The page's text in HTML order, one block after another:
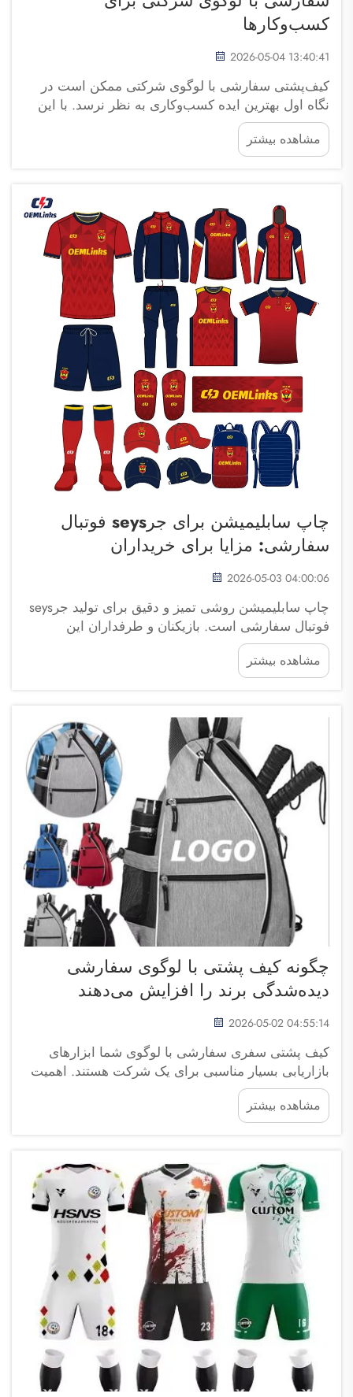
کسب‌وکارها
2026-05-04 13:40:41
کیف‌پشتی سفارشی با لوگوی شرکتی ممکن است در
نگاه اول بهترین ایده کسب‌وکاری به نظر نرسد. با این
حال، این محصول قطعاً به شما کمک می‌کند تا از
دیگران متمایز شوید. شرکت فوجو سایپولانگ تریدینگ
شرکتی است که این کیف‌پشتی‌ها را به‌صورت عمده
مشاهده بیشتر
چاپ سابلیمیشن برای جرseys فوتبال
سفارشی: مزایا برای خریداران
2026-05-03 04:00:06
چاپ سابلیمیشن روشی تمیز و دقیق برای تولید جرseys
فوتبال سفارشی است. بازیکنان و طرفداران این
جرseys را ترجیح می‌دهند، زیرا می‌توانند هر طرح، رنگ
یا لوگویی را روی آنها درج کنند. شرکت فوجو سایپولانگ
تریدینگ جرseys فوتبال مردانه با کیفیت بالا را با روش
مشاهده بیشتر
چگونه کیف پشتی با لوگوی سفارشی
دیده‌شدگی برند را افزایش می‌دهند
2026-05-02 04:55:14
کیف پشتی سفری سفارشی با لوگوی شما ابزارهای
بازاریابی بسیار مناسبی برای یک شرکت هستند. اهمیت
این موضوع که نام برند شما در مقابل افراد متعددی
قرار می‌گیرد، غیرقابل انکار است. هر بار که فردی کیف
پشتی شما را بر دوش خود حمل می‌کند...
مشاهده بیشتر